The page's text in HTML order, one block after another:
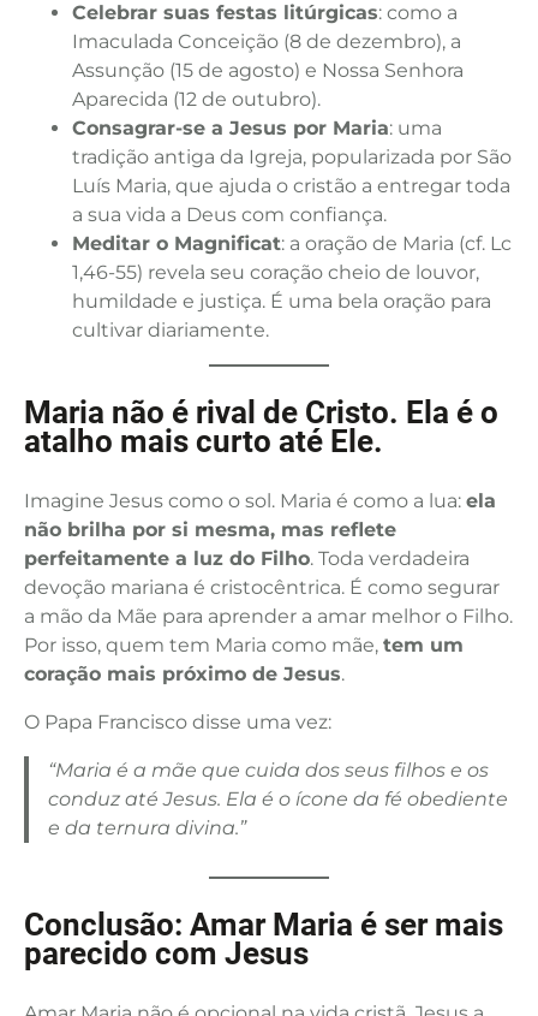
Celebrar suas festas litúrgicas: como a
Imaculada Conceição (8 de dezembro), a
Assunção (15 de agosto) e Nossa Senhora
Aparecida (12 de outubro).
Consagrar-se a Jesus por Maria: uma
tradição antiga da Igreja, popularizada por São
Luís Maria, que ajuda o cristão a entregar toda
a sua vida a Deus com confiança.
Meditar o Magnificat: a oração de Maria (cf. Lc
1,46-55) revela seu coração cheio de louvor,
humildade e justiça. É uma bela oração para
cultivar diariamente.
Maria não é rival de Cristo. Ela é o
atalho mais curto até Ele.
Imagine Jesus como o sol. Maria é como a lua: ela
não brilha por si mesma, mas reflete
perfeitamente a luz do Filho. Toda verdadeira
devoção mariana é cristocêntrica. É como segurar
a mão da Mãe para aprender a amar melhor o Filho.
Por isso, quem tem Maria como mãe, tem um
coração mais próximo de Jesus.
O Papa Francisco disse uma vez:
“Maria é a mãe que cuida dos seus filhos e os
conduz até Jesus. Ela é o ícone da fé obediente
e da ternura divina.”
Conclusão: Amar Maria é ser mais
parecido com Jesus